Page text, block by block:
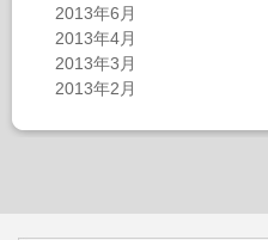
2013年6月
2013年4月
2013年3月
2013年2月